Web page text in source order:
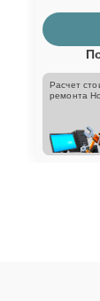
Расчет
ремонта